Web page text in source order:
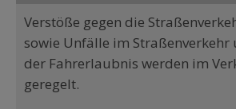
Verstöße gegen die
sowie Unfälle im Straßenverkehr
der Fahrerlaubnis werden im
geregelt.